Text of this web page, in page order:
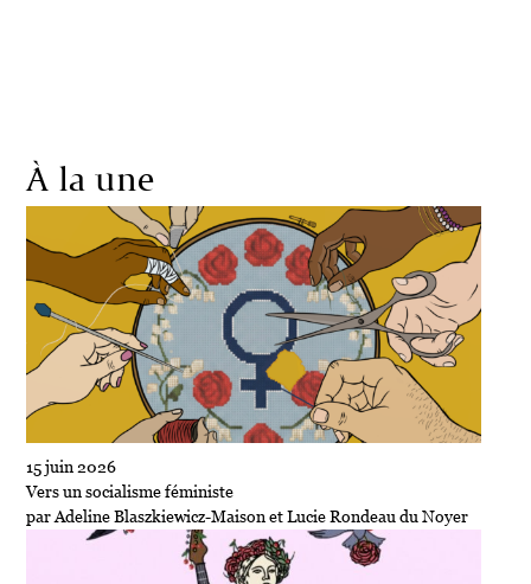
À la une
15 juin 2026
Vers un socialisme féministe
par Adeline Blaszkiewicz-Maison et Lucie Rondeau du Noyer